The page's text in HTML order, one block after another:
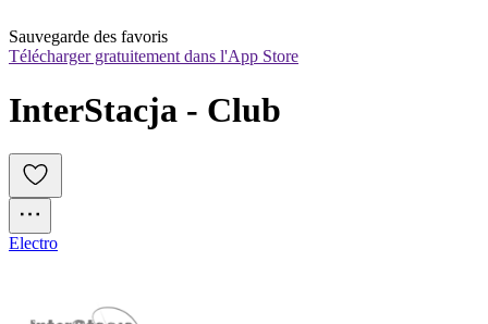
Sauvegarde des favoris
Télécharger gratuitement dans l'App Store
InterStacja - Club
Electro